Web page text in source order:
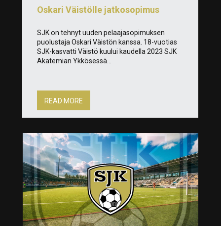
Oskari Väistölle jatkosopimus
SJK on tehnyt uuden pelaajasopimuksen
puolustaja Oskari Väistön kanssa. 18-vuotias
SJK-kasvatti Väistö kuului kaudella 2023 SJK
Akatemian Ykkösessä...
READ MORE